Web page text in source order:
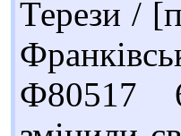
Терези /
Ф80517